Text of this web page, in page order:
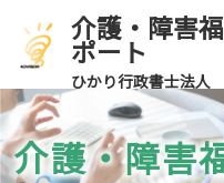
介護・障害
ポート
ひかり行政書士法人
介護・障害